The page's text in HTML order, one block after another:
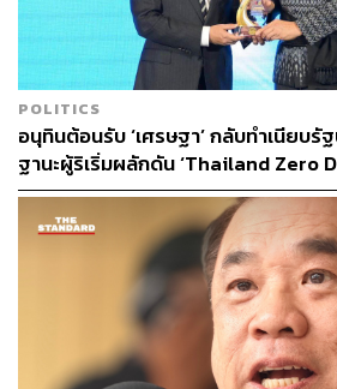
POLITICS
อนุทินต้อนรับ ‘เศรษฐา’ กลับทำเนียบรั
ฐานะผู้ริเริ่มผลักดัน ‘Thailand Zero
ระบบลดจาก 1 ล้าน เหลือ 6 แสนคน